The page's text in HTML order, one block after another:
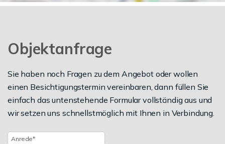
Objektanfrage
Sie haben noch Fragen zu dem Angebot oder wollen
einen Besichtigungstermin vereinbaren, dann füllen Sie
einfach das untenstehende Formular vollständig aus und
wir setzen uns schnellstmöglich mit Ihnen in Verbindung.